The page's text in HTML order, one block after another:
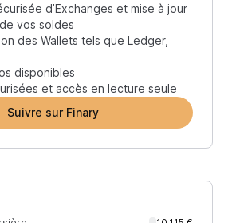
d’Exchanges et mise à jour
vos soldes
des Wallets tels que Ledger,
disponibles
et accès en lecture seule
Suivre sur Finary